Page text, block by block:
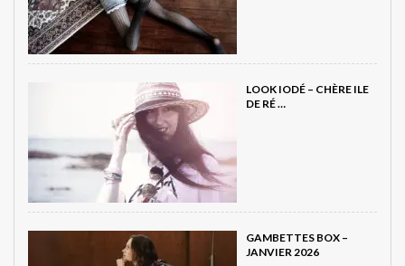
LOOK IODÉ – CHÈRE ILE
DE RÉ …
GAMBETTES BOX –
JANVIER 2026